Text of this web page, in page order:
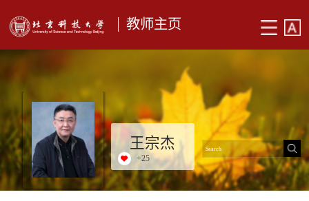
教师主页
王宗杰
+25